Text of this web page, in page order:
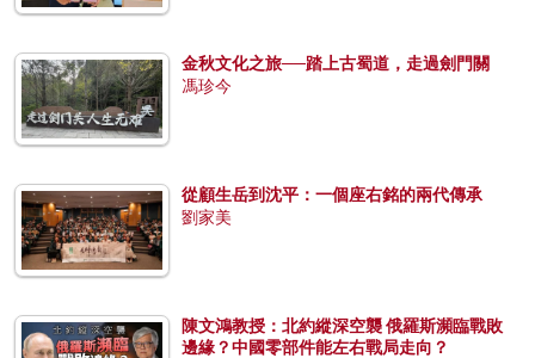
金秋文化之旅──踏上古蜀道，走過劍門關
馮珍今
從顧生岳到沈平：一個座右銘的兩代傳承
劉家美
陳文鴻教授：北約縱深空襲 俄羅斯瀕臨戰敗
邊緣？中國零部件能左右戰局走向？